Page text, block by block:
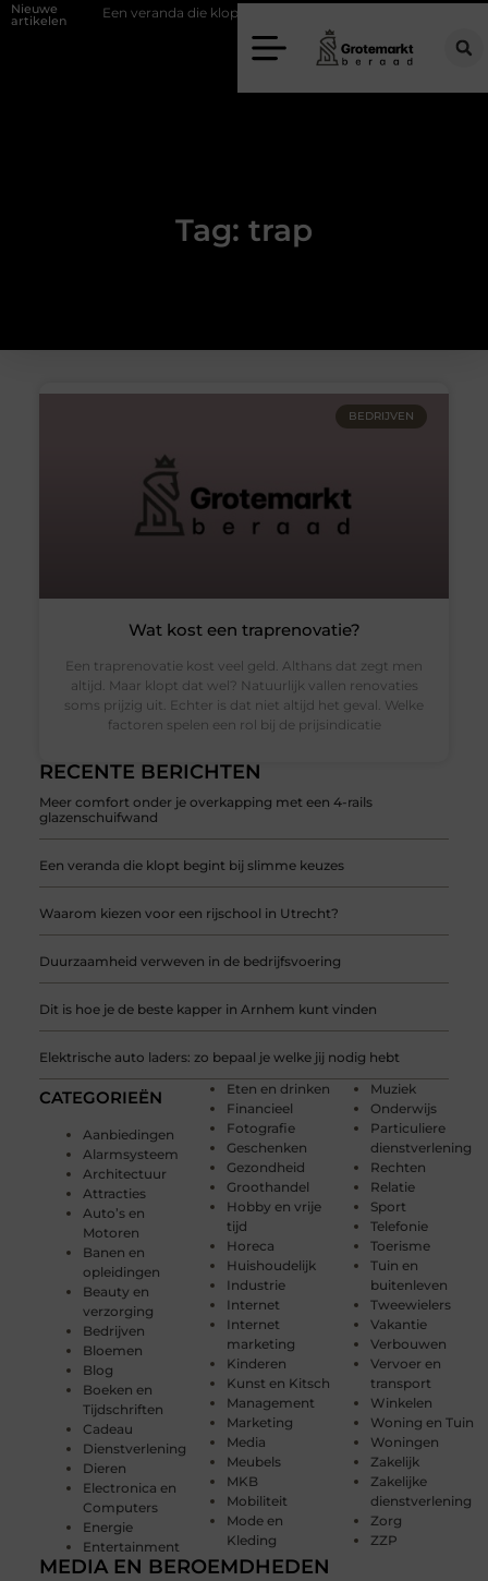
Nieuwe
artikelen Een veranda die klopt begint bij slimme keuzes
Tag: trap
RECENTE BERICHTEN
Meer comfort onder je overkapping met een 4-rails
glazenschuifwand
Een veranda die klopt begint bij slimme keuzes
Waarom kiezen voor een rijschool in Utrecht?
Duurzaamheid verweven in de bedrijfsvoering
Dit is hoe je de beste kapper in Arnhem kunt vinden
Elektrische auto laders: zo bepaal je welke jij nodig hebt
CATEGORIEËN
Aanbiedingen
Alarmsysteem
Architectuur
Attracties
Auto’s en
Motoren
Banen en
opleidingen
Beauty en
verzorging
Bedrijven
Bloemen
Blog
Boeken en
Tijdschriften
Cadeau
Dienstverlening
Dieren
Electronica en
Computers
Energie
Entertainment
Eten en drinken
Financieel
Fotografie
Geschenken
Gezondheid
Groothandel
Hobby en vrije
tijd
Horeca
Huishoudelijk
Industrie
Internet
Internet
marketing
Kinderen
Kunst en Kitsch
Management
Marketing
Media
Meubels
MKB
Mobiliteit
Mode en
Kleding
Muziek
Onderwijs
Particuliere
dienstverlening
Rechten
Relatie
Sport
Telefonie
Toerisme
Tuin en
buitenleven
Tweewielers
Vakantie
Verbouwen
Vervoer en
transport
Winkelen
Woning en Tuin
Woningen
Zakelijk
Zakelijke
dienstverlening
Zorg
ZZP
MEDIA EN BEROEMDHEDEN
BEDRIJVEN
Wat kost een traprenovatie?
Een traprenovatie kost veel geld. Althans dat zegt men
altijd. Maar klopt dat wel? Natuurlijk vallen renovaties
soms prijzig uit. Echter is dat niet altijd het geval. Welke
factoren spelen een rol bij de prijsindicatie